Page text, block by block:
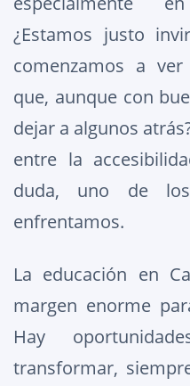
¿Estamos justo
comenzamos a
que, aunque con
dejar a algunos
entre la
duda, uno de
enfrentamos.
La educación en
margen enorme
Hay
transformar,